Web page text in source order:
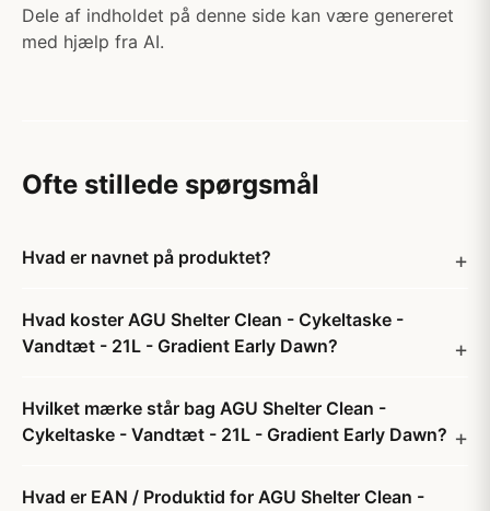
Dele af indholdet på denne side kan være genereret
med hjælp fra AI.
Ofte stillede spørgsmål
Hvad er navnet på produktet?
Hvad koster AGU Shelter Clean - Cykeltaske -
Vandtæt - 21L - Gradient Early Dawn?
Hvilket mærke står bag AGU Shelter Clean -
Cykeltaske - Vandtæt - 21L - Gradient Early Dawn?
Hvad er EAN / Produktid for AGU Shelter Clean -